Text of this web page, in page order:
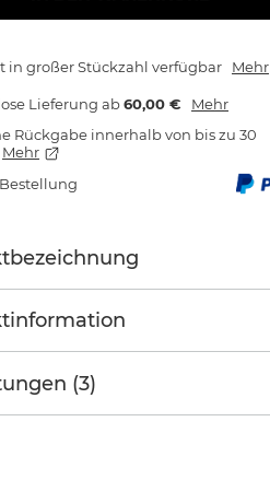
in großer Stückzahl verfügbar Mehr
Lieferung ab60,00 €
Mehr
Rückgabe innerhalb von bis zu 30
Mehr
(3)